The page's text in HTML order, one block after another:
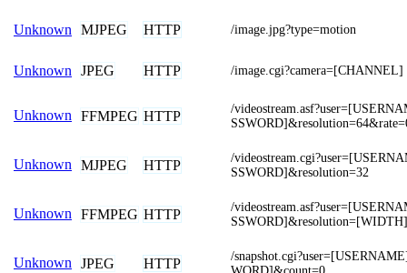
Unknown MJPEG HTTP /image.jpg?type=motion
Unknown JPEG HTTP /image.cgi?camera=[CHANNEL]
Unknown FFMPEG HTTP
/
Unknown MJPEG HTTP
/
SSWORD]&resolution=32
Unknown FFMPEG HTTP
/
Unknown JPEG HTTP
/